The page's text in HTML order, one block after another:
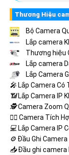
Thương Hiệu
Bộ Camera
Lắp camera
Thương hiệu
Lắp camera
Lắp Camera
️🎤️ Lắp Camera Có
📶Lắp Camera IP
🕵️Camera Zoom
🧛‍♀️ Camera Tích
💻Lắp Camera IP
⚙️Đầu Ghi Camera
📥Đầu ghi camera